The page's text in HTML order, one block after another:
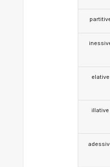
elative
illative